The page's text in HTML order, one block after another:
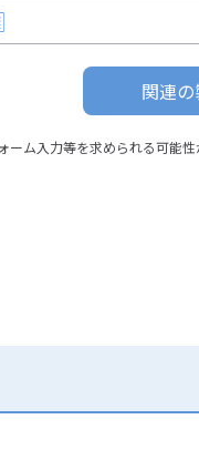
関連
ム入力等を求められる可能性